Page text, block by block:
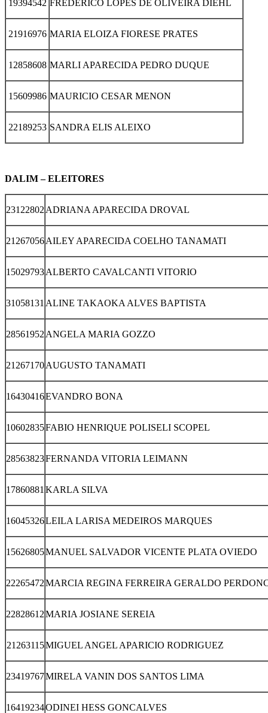
19394542 FREDERICO LOPES DE OLIVEIRA DIEHL
21916976 MARIA ELOIZA FIORESE PRATES
12858608 MARLI APARECIDA PEDRO DUQUE
15609986 MAURICIO CESAR MENON
22189253 SANDRA ELIS ALEIXO
DALIM – ELEITORES
23122802 ADRIANA APARECIDA DROVAL
21267056AILEY APARECIDA COELHO TANAMATI
15029793ALBERTO CAVALCANTI VITORIO
31058131 ALINE TAKAOKA ALVES BAPTISTA
28561952 ANGELA MARIA GOZZO
21267170AUGUSTO TANAMATI
16430416EVANDRO BONA
10602835FABIO HENRIQUE POLISELI SCOPEL
28563823FERNANDA VITORIA LEIMANN
17860881 KARLA SILVA
16045326LEILA LARISA MEDEIROS MARQUES
15626805MANUEL SALVADOR VICENTE PLATA OVIEDO
22265472MARCIA REGINA FERREIRA GERALDO
22828612MARIA JOSIANE SEREIA
21263115MIGUEL ANGEL APARICIO RODRIGUEZ
23419767MIRELA VANIN DOS SANTOS LIMA
16419234ODINEI HESS GONCALVES